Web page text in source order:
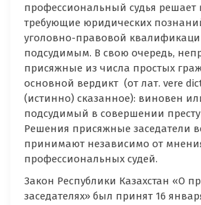
профессиональный судья решает
требующие юридических
уголовно-правовой
подсудимым. В свою очередь,
присяжные из числа простых
основной вердикт (от лат. vere
(истинно) сказанное): виновен
подсудимый в совершении
Решения присяжные заседатели
принимают независимо от
профессиональных судей.
Закон Республики Казахстан «О
заседателях» был принят 16